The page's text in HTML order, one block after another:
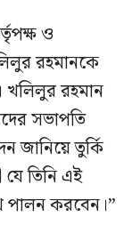
ও
রহমানকে
খলিলুর রহমান
সভাপতি
জানিয়ে তুর্কি
যে তিনি এই
পালন করবেন।”